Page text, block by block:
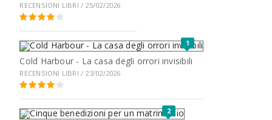
RECENSIONI LIBRI / 25/02/2026
1
Cold Harbour - La casa degli orrori invisibili
RECENSIONI LIBRI / 23/02/2026
2